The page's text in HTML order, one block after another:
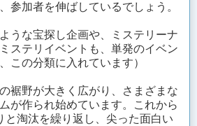
参加者を伸ばしているでしょう。
うな宝探し企画や、ミステリーナ
ステリイベントも、単発のイベン
この分類に入れています）
裾野が大きく広がり、さまざまな
が作られ始めています。これから
と淘汰を繰り返し、尖った面白い